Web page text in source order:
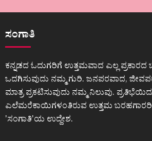
ಸಂಗಾತಿ
ಕನ್ನಡದ ಓದುಗರಿಗೆ ಉತ್ತಮವಾದ ಎಲ್ಲ ಪ್ರಕಾರದ
ಒದಗಿಸುವುದು ನಮ್ಮ ಗುರಿ. ಜನಪರವಾದ,
ಮಾತ್ರ ಪ್ರಕಟಿಸುವುದು ನಮ್ಮ ನಿಲುವು.
ಎಲೆಮರೆಕಾಯಿಗಳಂತಿರುವ ಉತ್ತಮ
ʼಸಂಗಾತಿʼಯ ಉದ್ದೇಶ.